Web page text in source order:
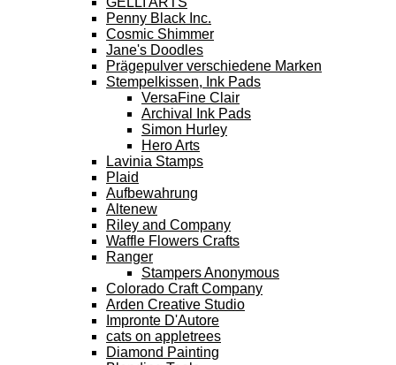
Penny Black Inc.
Cosmic Shimmer
Jane's Doodles
Prägepulver verschiedene Marken
Stempelkissen, Ink Pads
VersaFine Clair
Archival Ink Pads
Simon Hurley
Hero Arts
Lavinia Stamps
Plaid
Aufbewahrung
Altenew
Riley and Company
Waffle Flowers Crafts
Ranger
Stampers Anonymous
Colorado Craft Company
Arden Creative Studio
Impronte D'Autore
cats on appletrees
Diamond Painting